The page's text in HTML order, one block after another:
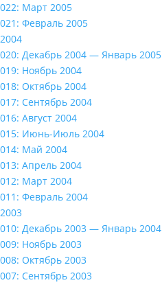
022: Март 2005
021: Февраль 2005
2004
020: Декабрь 2004 — Январь 2005
019: Ноябрь 2004
018: Октябрь 2004
017: Сентябрь 2004
016: Август 2004
015: Июнь-Июль 2004
014: Май 2004
013: Апрель 2004
012: Март 2004
011: Февраль 2004
2003
010: Декабрь 2003 — Январь 2004
009: Ноябрь 2003
008: Октябрь 2003
007: Сентябрь 2003